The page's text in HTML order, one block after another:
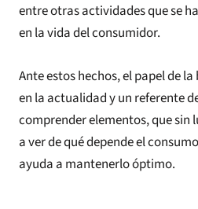
entre otras actividades que se
en la vida del consumidor.
Ante estos hechos, el papel de
en la actualidad y un referente
comprender elementos, que sin
a ver de qué depende el
ayuda a mantenerlo óptimo.